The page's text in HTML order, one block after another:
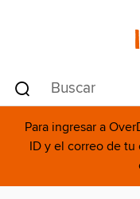
Para ingresar a
ID y el correo de